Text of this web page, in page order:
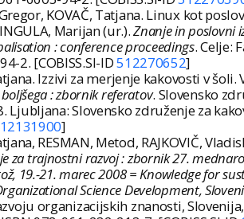
KOVAČ, Tatjana. Linux kot
Marijan (ur.).Znanje in poslovni
: conference proceedings. Celje:
2. [COBISS.SI-ID512270652]
Izzivi za merjenje kakovosti v šoli.
: zbornik referatov. Slovensko
Ljubljana: Slovensko združenje za
]
RESMAN, Metod, RAJKOVIČ,
za trajnostni razvoj : zbornik 27.
19.-21. marec 2008 = Knowledge for
Science Development,
organizacijskih znanosti,